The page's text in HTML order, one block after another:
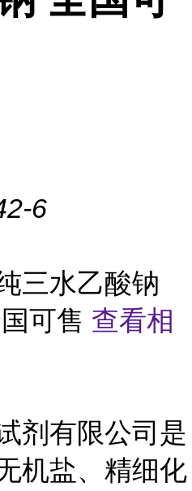
6
三水乙酸钠
可售 查看相
剂有限公司是
机盐、精细化